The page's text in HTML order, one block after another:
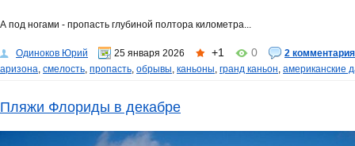
А под ногами - пропасть глубиной полтора километра...
Одиноков Юрий 25 января 2026 +1 0
2 комментария
аризона, смелость, пропасть, обрывы, каньоны, гранд каньон, американские
Пляжи Флориды в декабре